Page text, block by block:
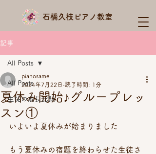
石橋久枝ピアノ教室
記事
All Posts
生徒の成長記録
All Posts
夏休み開始♪グループレッ
スン①
pianosame
2024年7月22日 読了時間: 1分
いよいよ夏休みが始まりました
もう夏休みの宿題を終わらせた生徒さ